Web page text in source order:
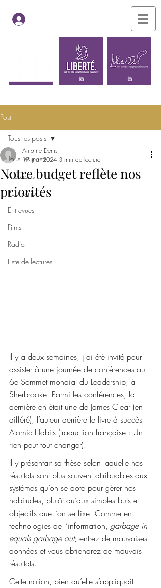
Post
Tous les posts
À propos
Publications
Entrevues
Films
Radio
Liste de lectures
Tous les posts
Notre budget reflète nos
priorités
Antoine Denis
17 mai 2024 3 min de lecture
Il y a deux semaines, j'ai été invité pour
assister à une journée de conférences au
6e Sommet mondial du Leadership, à
Sherbrooke. Parmi les conférences, la
dernière en était une de James Clear (en
différé), l’auteur derrière le livre à succès
Atomic Habits (traduction française : Un
rien peut tout changer).
Il y présentait sa thèse selon laquelle nos
résultats sont plus souvent attribuables aux
systèmes qu’on se dote pour gérer nos
habitudes, plutôt qu’aux simples buts et
objectifs que l’on se fixe. Comme en
technologies de l’information, garbage in
equals garbage out; entrez de mauvaises
données et vous obtiendrez de mauvais
résultats.
Cette notion, bien qu’elle s’appliquait